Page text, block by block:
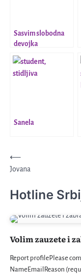
Sasvim slobodna
devojka
Sanela
Kretanje
članka
⟵
Jovana
Hotline
Volim zauzete i
Report profilePlease
NameEmailReason